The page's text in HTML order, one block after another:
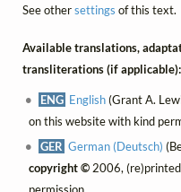
See othersettings of this text.
Available translations,
transliterations (if applicable):
ENG English(Grant A.
on this website with kind
GER German (Deutsch)
copyright ©2006,